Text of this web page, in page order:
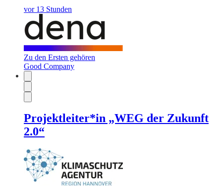
vor 13 Stunden
Zu den Ersten gehören
Good Company
Projektleiter*in „WEG der Zukunft
2.0“